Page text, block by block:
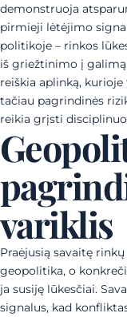
demonstruoja
pirmieji lėtėjimo
politikoje – rinkos
iš griežtinimo į
reiškia aplinką,
tačiau pagrindinės
reikia grįsti
variklis
Praėjusią savaitę
geopolitika, o
ja susiję lūkesčiai.
signalus, kad